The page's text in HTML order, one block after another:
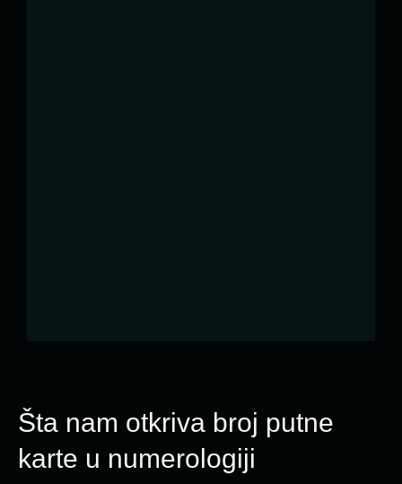
Šta nam otkriva broj putne
karte u numerologiji